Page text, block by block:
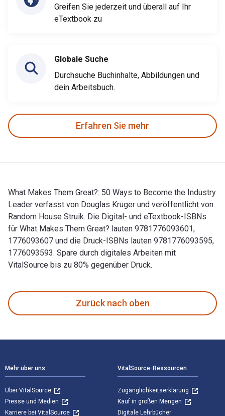
Greifen Sie jederzeit und überall auf Ihr
eTextbook zu
Globale Suche
Durchsuche Buchinhalte, Abbildungen und
dein Arbeitsbuch.
Erfahren Sie mehr
What Makes Them Great?: 50 Ways to Become the Industry
Leader verfasst von Douglas Kruger und veröffentlicht von
Random House Struik. Die Digital- und eTextbook-ISBNs
für What Makes Them Great? lauten 9781776093601,
1776093607 und die Druck-ISBNs lauten 9781776093595,
1776093593. Spare durch digitales Arbeiten mit
VitalSource bis zu 80% gegenüber Druck.
Zurück nach oben
Mehr über uns
Über VitalSource
Presse und Medien
Karriere bei VitalSource
VitalSource-Ressourcen
Zugänglichkeitserklärung
Kauf in großen Mengen
Digitale Lehrbücher